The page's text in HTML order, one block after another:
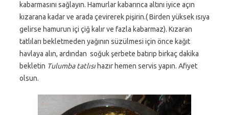
kabarmasını sağlayın. Hamurlar kabarınca altını iyice açın
kızarana kadar ve arada çevirerek pişirin.( Birden yüksek ısıya
gelirse hamurun içi çiğ kalır ve fazla kabarmaz). Kızaran
tatlıları bekletmeden yağının süzülmesi için önce kağıt
havlaya alın, ardından soğuk şerbete batırıp birkaç dakika
bekletin Tulumba tatlısı hazır hemen servis yapın. Afiyet
olsun.